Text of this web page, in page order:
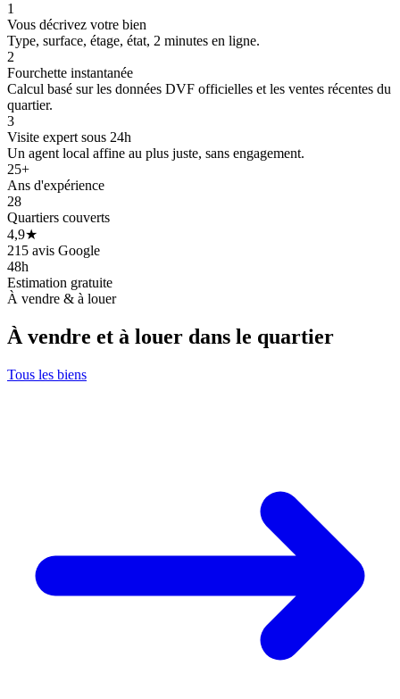
1
Vous décrivez votre bien
Type, surface, étage, état, 2 minutes en ligne.
2
Fourchette instantanée
Calcul basé sur les données DVF officielles et les ventes récentes du
quartier.
3
Visite expert sous 24h
Un agent local affine au plus juste, sans engagement.
25+
Ans d'expérience
28
Quartiers couverts
4,9★
215 avis Google
48h
Estimation gratuite
À vendre & à louer
À vendre et à louer dans le quartier
Tous les biens